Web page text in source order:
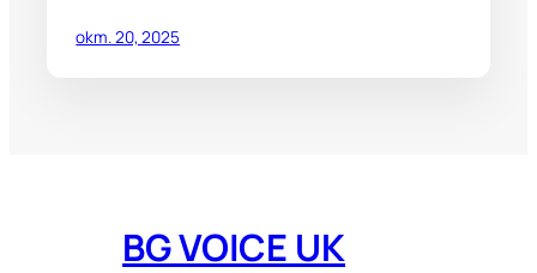
окт. 20, 2025
BG VOICE UK